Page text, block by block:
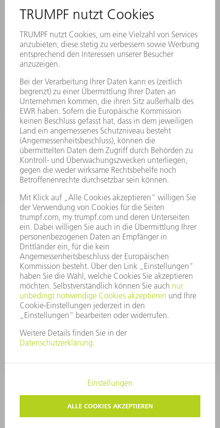
STANDORTE
NEWSLETTER-ANMELDUNG
MYTRUMPF
SICHERHEITSDATENBLÄTTER
PRODUKTE
LASER
LEISTUNGSELEKTRONIK
ELEKTROWERKZEUGE
SMART FACTORY
SOFTWARE
SERVICES
ANWENDUNGEN
BRANCHEN
UNTERNEHMEN
KARRIERE
STELLENANGEBOTE
VORSTAND
GESCHÄFTSBERICHT
UNTERNEHMENSGRUNDSÄTZE
COMPLIANCE
HINWEISGEBERSYSTEM
SECURITY
PRESSEMITTEILUNGEN
MAGAZINE
LIEFERANTEN
NACHHALTIGKEIT
UMWELT & KLIMA
SOZIALES & GESELLSCHAFT
UNTERNEHMENSFÜHRUNG
IMPRESSUM DATENSCHUTZ
COPYRIGHT
PRIVATSPHÄRE-EINSTELLUNGEN